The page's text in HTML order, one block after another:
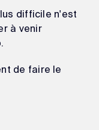
difficile n'est
à venir
de faire le